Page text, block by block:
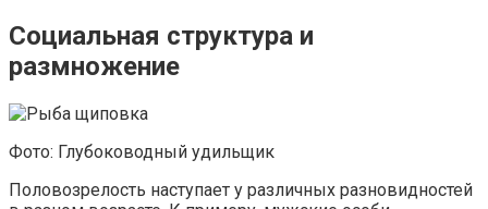
Социальная структура и
размножение
Фото: Глубоководный удильщик
Половозрелость наступает у различных разновидностей